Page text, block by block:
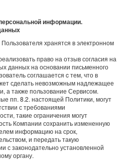
информации.
хранятся в электронном
право на отзыв согласия на
данных на основании письменного
соглашается c тем, что в
сделать невозможным надлежащее
а также пользование Сервисом.
пп. 8.2. настоящей Политики, могут
с требованиями
такие ограничения могут
Компании сохранить измененную
информацию на срок,
и передать такую
с законодательно установленной
органу.